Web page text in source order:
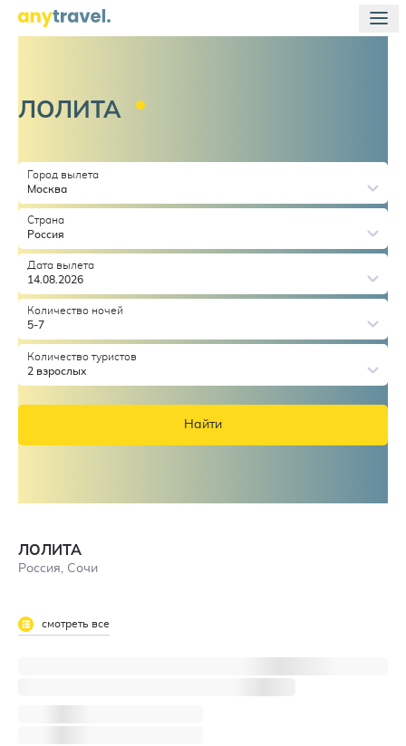
ЛОЛИТА
Город вылета
Москва
Страна
Россия
Дата вылета
14.08.2026
Количество ночей
5-7
Количество туристов
2 взрослых
Найти
ЛОЛИТА
Россия, Сочи
смотреть все